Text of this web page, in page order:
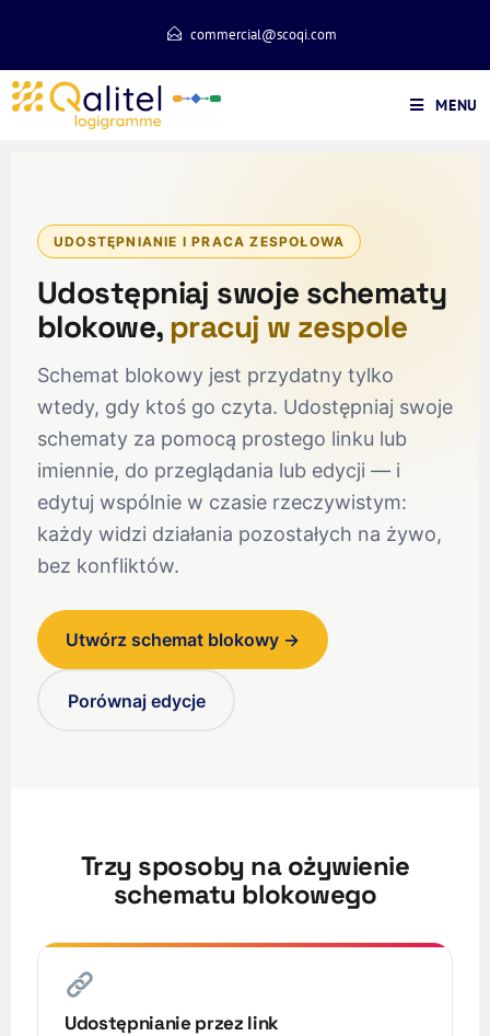
commercial@scoqi.com
MENU
UDOSTĘPNIANIE I PRACA ZESPOŁOWA
Udostępniaj swoje schematy
blokowe, pracuj w zespole
Schemat blokowy jest przydatny tylko
wtedy, gdy ktoś go czyta. Udostępniaj swoje
schematy za pomocą prostego linku lub
imiennie, do przeglądania lub edycji — i
edytuj wspólnie w czasie rzeczywistym:
każdy widzi działania pozostałych na żywo,
bez konfliktów.
Utwórz schemat blokowy →
Porównaj edycje
Trzy sposoby na ożywienie
schematu blokowego
Udostępnianie przez link